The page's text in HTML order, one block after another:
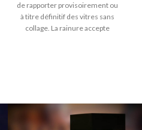
de rapporter provisoirement ou
à titre définitif des vitres sans
collage. La rainure accepte